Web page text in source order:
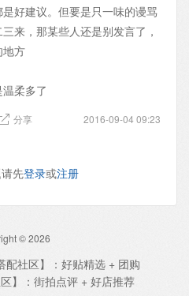
好建议。但要是只一味的谩骂
来，那某些人还是别发言了，
地方
柔多了
2016-09-04 09:23
分享
先登录或注册
© 2026
配社区】：好贴精选 + 团购
】：街拍点评 + 好店推荐